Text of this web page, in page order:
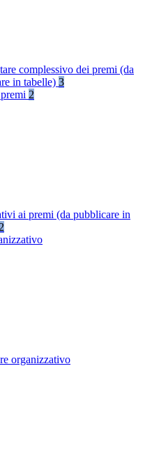
complessivo dei premi (da
in tabelle) 3
2
ai premi (da pubblicare in
2
organizzativo